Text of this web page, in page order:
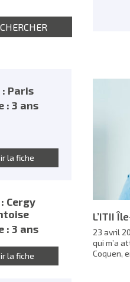
: Paris
: 3 ans
la fiche
Cergy
: 3 ans
la fiche
L’ITII
23 avril
qui m’a
Coquen,